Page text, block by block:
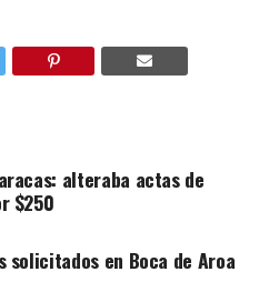
alteraba actas de
$250
solicitados en Boca de Aroa